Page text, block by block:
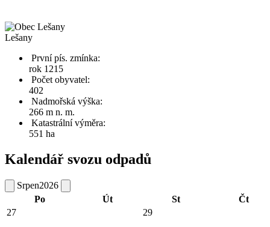
Lešany
První pís. zmínka:
rok 1215
Počet obyvatel:
402
Nadmořská výška:
266 m n. m.
Katastrální výměra:
551 ha
Kalendář svozu odpadů
Srpen2026
Po
Út St
Čt
27
29